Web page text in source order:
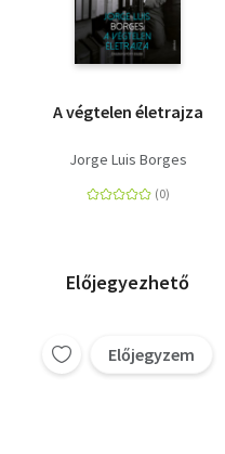
A végtelen életrajza
Jorge Luis Borges
Előjegyezhető
Előjegyzem